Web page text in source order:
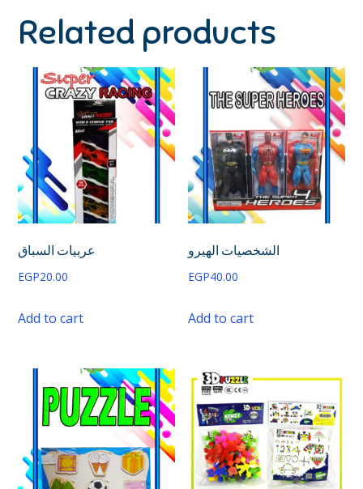
Related products
عربيات السباق
EGP20.00
Add to cart
الشخصيات الهيرو
EGP40.00
Add to cart